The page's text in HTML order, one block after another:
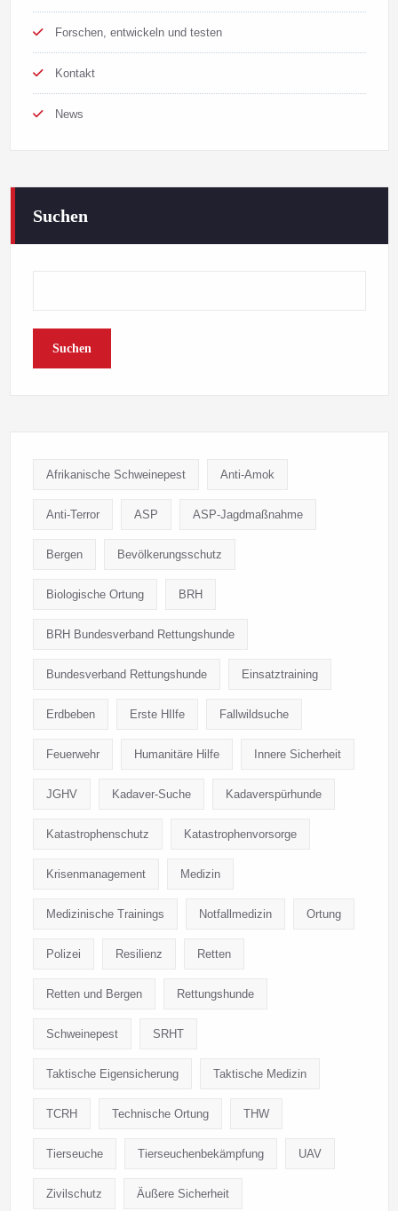
Forschen, entwickeln und testen
Kontakt
News
Suchen
Suchen
Afrikanische Schweinepest Anti-Amok
Anti-Terror ASP ASP-Jagdmaßnahme
Bergen Bevölkerungsschutz
Biologische Ortung BRH
BRH Bundesverband Rettungshunde
Bundesverband Rettungshunde Einsatztraining
Erdbeben Erste HIlfe Fallwildsuche
Feuerwehr Humanitäre Hilfe Innere Sicherheit
JGHV Kadaver-Suche Kadaverspürhunde
Katastrophenschutz Katastrophenvorsorge
Krisenmanagement Medizin
Medizinische Trainings Notfallmedizin Ortung
Polizei Resilienz Retten
Retten und Bergen Rettungshunde
Schweinepest SRHT
Taktische Eigensicherung Taktische Medizin
TCRH Technische Ortung THW
Tierseuche Tierseuchenbekämpfung UAV
Zivilschutz Äußere Sicherheit